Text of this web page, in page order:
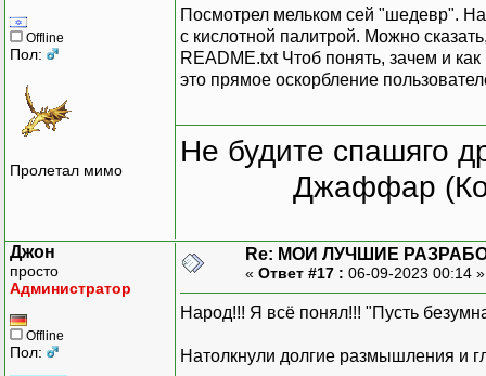
Offline
Пол:
Пролетал мимо
Посмотрел мельком сей "шедевр".
с кислотной палитрой. Можно
README.txt Чтоб понять, зачем и
это прямое оскорбление
Не будите спашяго
Джаффар
Джон
просто
Администратор
Offline
Пол:
Re: МОИ ЛУЧШИЕ
« Ответ #17 : 06-09-2023 00:14
Народ!!! Я всё понял!!! "Пусть
Натолкнули долгие размышления и